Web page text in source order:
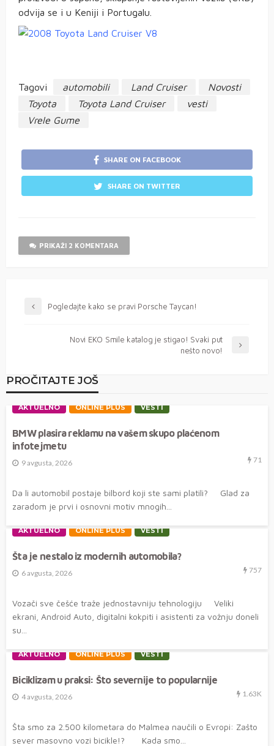
odvija se i u Keniji i Portugalu.
Tagovi automobili Land Cruiser
Novosti
Toyota
Toyota Land Cruiser
vesti
Vrele Gume
SHARE ON FACEBOOK
SHARE ON TWITTER
PRIKAŽI 2 KOMENTARA
Pogledajte kako se pravi Porsche Taycan!
Novi EKO Smile katalog je stigao! Svaki put
nešto novo!
PROČITAJTE JOŠ
AKTUELNO ONLINE PLUS VESTI
BMW plasira reklamu na vašem skupo plaćenom
infotejmetu
9 avgusta, 2026 71
Da li automobil postaje bilbord koji ste sami platili? Glad za
zaradom je prvi i osnovni motiv mnogih...
AKTUELNO ONLINE PLUS VESTI
Šta je nestalo iz modernih automobila?
6 avgusta, 2026 757
Vozači sve češće traže jednostavniju tehnologiju Veliki
ekrani, Android Auto, digitalni kokpiti i asistenti za vožnju doneli
su...
AKTUELNO ONLINE PLUS VESTI
Biciklizam u praksi: Što severnije to popularnije
4 avgusta, 2026 1.63K
Šta smo za 2.500 kilometara do Malmea naučili o Evropi: Zašto
sever masovno vozi bicikle!? Kada smo...